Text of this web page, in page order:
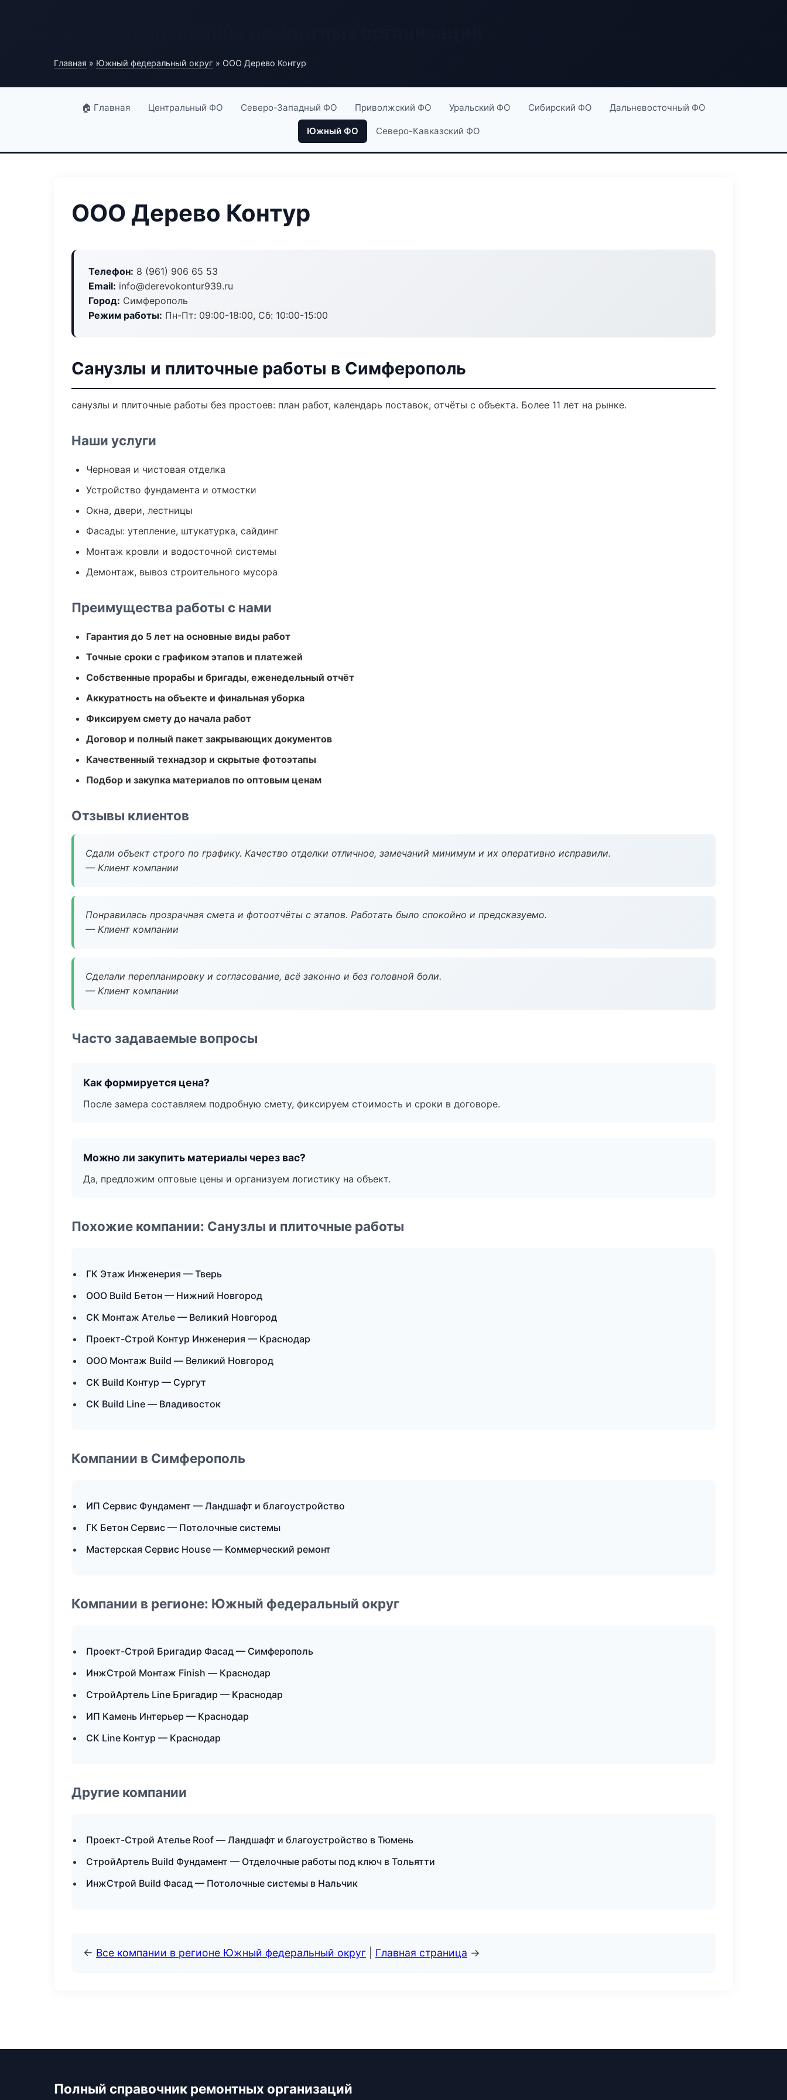
Главная » Южный федеральный округ » ООО Дерево Контур
🏠 Главная Центральный ФО Северо-Западный ФО Приволжский ФО Уральский ФО Сибирский ФО Дальневосточный ФО
Южный ФО Северо-Кавказский ФО
ООО Дерево Контур
Телефон: 8 (961) 906 65 53
Email: info@derevokontur939.ru
Город: Симферополь
Режим работы: Пн-Пт: 09:00-18:00, Сб: 10:00-15:00
Санузлы и плиточные работы в Симферополь
санузлы и плиточные работы без простоев: план работ, календарь поставок, отчёты с объекта. Более 11 лет на рынке.
Наши услуги
Черновая и чистовая отделка
Устройство фундамента и отмостки
Окна, двери, лестницы
Фасады: утепление, штукатурка, сайдинг
Монтаж кровли и водосточной системы
Демонтаж, вывоз строительного мусора
Преимущества работы с нами
Гарантия до 5 лет на основные виды работ
Точные сроки с графиком этапов и платежей
Собственные прорабы и бригады, еженедельный отчёт
Аккуратность на объекте и финальная уборка
Фиксируем смету до начала работ
Договор и полный пакет закрывающих документов
Качественный технадзор и скрытые фотоэтапы
Подбор и закупка материалов по оптовым ценам
Отзывы клиентов
Сдали объект строго по графику. Качество отделки отличное, замечаний минимум и их оперативно исправили.
— Клиент компании
Понравилась прозрачная смета и фотоотчёты с этапов. Работать было спокойно и предсказуемо.
— Клиент компании
Сделали перепланировку и согласование, всё законно и без головной боли.
— Клиент компании
Часто задаваемые вопросы
Как формируется цена?
После замера составляем подробную смету, фиксируем стоимость и сроки в договоре.
Можно ли закупить материалы через вас?
Да, предложим оптовые цены и организуем логистику на объект.
Похожие компании: Санузлы и плиточные работы
ГК Этаж Инженерия — Тверь
ООО Build Бетон — Нижний Новгород
СК Монтаж Ателье — Великий Новгород
Проект-Строй Контур Инженерия — Краснодар
ООО Монтаж Build — Великий Новгород
СК Build Контур — Сургут
СК Build Line — Владивосток
Компании в Симферополь
ИП Сервис Фундамент — Ландшафт и благоустройство
ГК Бетон Сервис — Потолочные системы
Мастерская Сервис House — Коммерческий ремонт
Компании в регионе: Южный федеральный округ
Проект-Строй Бригадир Фасад — Симферополь
ИнжСтрой Монтаж Finish — Краснодар
СтройАртель Line Бригадир — Краснодар
ИП Камень Интерьер — Краснодар
СК Line Контур — Краснодар
Другие компании
Проект-Строй Ателье Roof — Ландшафт и благоустройство в Тюмень
СтройАртель Build Фундамент — Отделочные работы под ключ в Тольятти
ИнжСтрой Build Фасад — Потолочные системы в Нальчик
← Все компании в регионе Южный федеральный округ Главная страница →
Полный справочник ремонтных организаций